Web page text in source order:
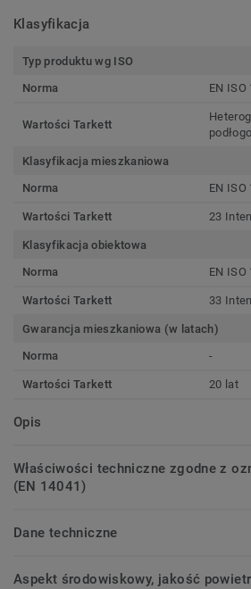
Klasyfikacja
Typ produktu wg ISO
Norma
EN ISO
Wartości Tarkett
Klasyfikacja mieszkaniowa
Norma
EN ISO
Wartości Tarkett 23
Klasyfikacja obiektowa
Norma
EN ISO
Wartości Tarkett 33
Gwarancja mieszkaniowa (w latach)
Norma
-
Wartości Tarkett 20 lat
Opis
Właściwości techniczne zgodne z
(EN 14041)
Dane techniczne
Aspekt środowiskowy, jakość